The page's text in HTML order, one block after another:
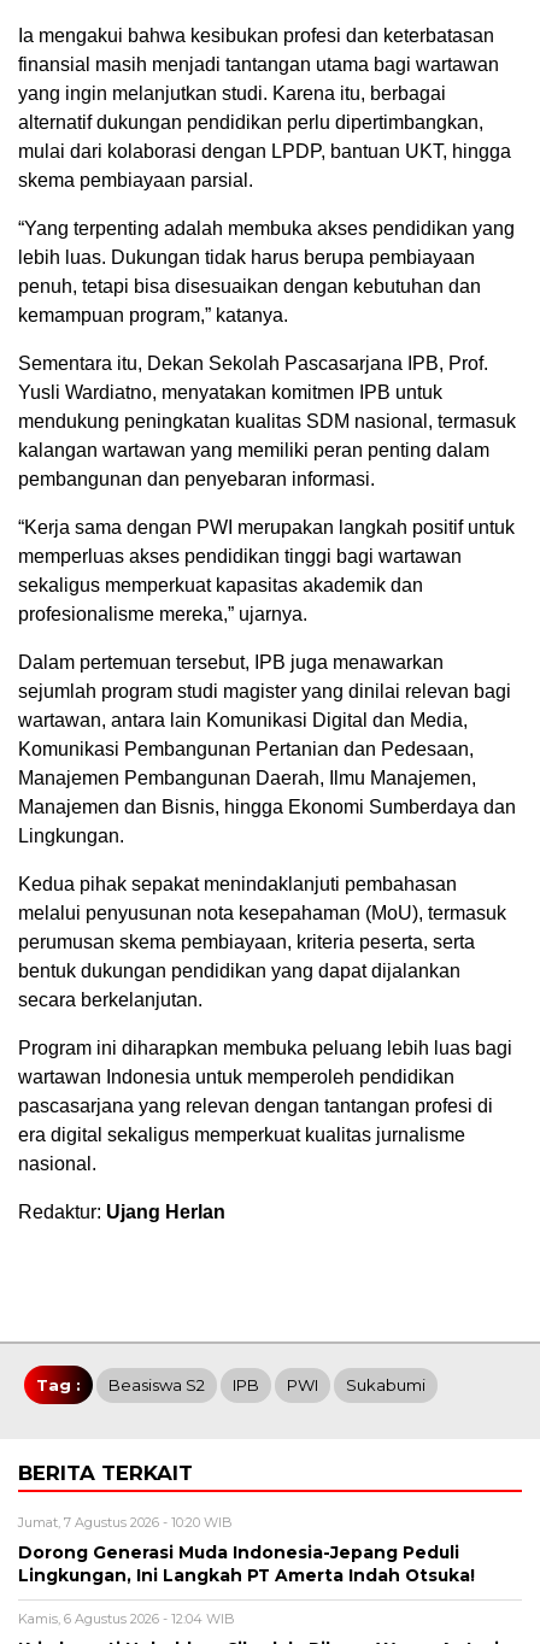
Ia mengakui bahwa kesibukan profesi dan keterbatasan
finansial masih menjadi tantangan utama bagi wartawan
yang ingin melanjutkan studi. Karena itu, berbagai
alternatif dukungan pendidikan perlu dipertimbangkan,
mulai dari kolaborasi dengan LPDP, bantuan UKT, hingga
skema pembiayaan parsial.
“Yang terpenting adalah membuka akses pendidikan yang
lebih luas. Dukungan tidak harus berupa pembiayaan
penuh, tetapi bisa disesuaikan dengan kebutuhan dan
kemampuan program,” katanya.
Sementara itu, Dekan Sekolah Pascasarjana IPB, Prof.
Yusli Wardiatno, menyatakan komitmen IPB untuk
mendukung peningkatan kualitas SDM nasional, termasuk
kalangan wartawan yang memiliki peran penting dalam
pembangunan dan penyebaran informasi.
“Kerja sama dengan PWI merupakan langkah positif untuk
memperluas akses pendidikan tinggi bagi wartawan
sekaligus memperkuat kapasitas akademik dan
profesionalisme mereka,” ujarnya.
Dalam pertemuan tersebut, IPB juga menawarkan
sejumlah program studi magister yang dinilai relevan bagi
wartawan, antara lain Komunikasi Digital dan Media,
Komunikasi Pembangunan Pertanian dan Pedesaan,
Manajemen Pembangunan Daerah, Ilmu Manajemen,
Manajemen dan Bisnis, hingga Ekonomi Sumberdaya dan
Lingkungan.
Kedua pihak sepakat menindaklanjuti pembahasan
melalui penyusunan nota kesepahaman (MoU), termasuk
perumusan skema pembiayaan, kriteria peserta, serta
bentuk dukungan pendidikan yang dapat dijalankan
secara berkelanjutan.
Program ini diharapkan membuka peluang lebih luas bagi
wartawan Indonesia untuk memperoleh pendidikan
pascasarjana yang relevan dengan tantangan profesi di
era digital sekaligus memperkuat kualitas jurnalisme
nasional.
Redaktur: Ujang Herlan
Tag : Beasiswa S2 IPB PWI Sukabumi
BERITA TERKAIT
Jumat, 7 Agustus 2026 - 10:20 WIB
Dorong Generasi Muda Indonesia-Jepang Peduli
Lingkungan, Ini Langkah PT Amerta Indah Otsuka!
Kamis, 6 Agustus 2026 - 12:04 WIB